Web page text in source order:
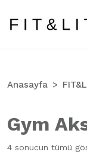
Anasayfa
Gym
4 sonucun tümü